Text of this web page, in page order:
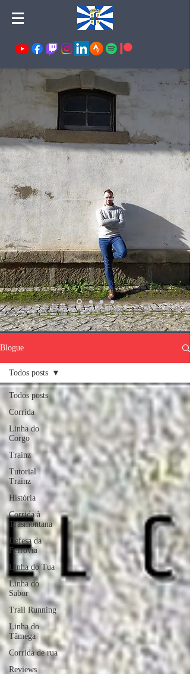
Blogue
Todos posts
Corrida
Linha do
Corgo
Trainz
Tutorial
Trainz
História
Corrida à
Trasmontana
Defesa da
Ferrovia
Linha do Tua
Linha do
Sabor
Trail Running
Linha do
Tâmega
Corrida de rua
Reviews
Todos posts